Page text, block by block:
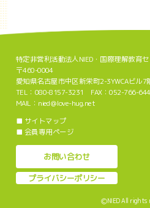
特定非営利活動法人NIED・国際理解教育
〒460-0004
愛知県名古屋市中区新栄町2-3YWCAビル7
TEL：080-8157-3231 FAX：052-766-
MAIL：nied＠love-hug.net
■ サイトマップ
■ 会員専用ページ
お問い合わせ
プライバシーポリシー
ⒸNIED All rights